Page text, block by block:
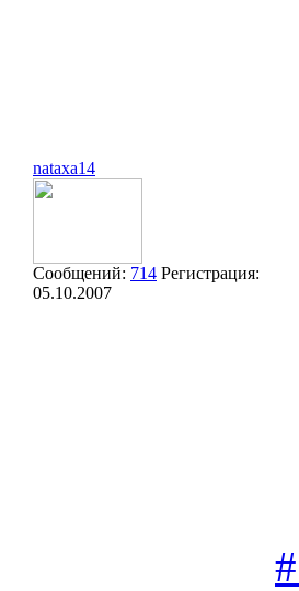
nataxa14
Сообщений: 714 Регистрация:
05.10.2007